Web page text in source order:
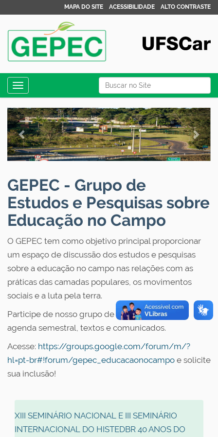
Busca
Busca Avançada…
MAPA DO SITE ACESSIBILIDADE ALTO CONTRASTE
Toggle navigation
P
r
e
v
i
o
u
s
N
e
x
t
GEPEC - Grupo de
Estudos e Pesquisas sobre
Educação no Campo
O GEPEC tem como objetivo principal proporcionar
um espaço de discussão dos estudos e pesquisas
sobre a educação no campo nas relações com as
práticas das camadas populares, os movimentos
sociais e a luta pela terra.
Participe de nosso grupo de e-mails e receba a
agenda semestral, textos e comunicados.
Acesse: https://groups.google.com/forum/m/?
hl=pt-br#!forum/gepec_educacaonocampo e solicite
sua inclusão!
XIII SEMINÁRIO NACIONAL E III SEMINÁRIO
INTERNACIONAL DO HISTEDBR 40 ANOS DO